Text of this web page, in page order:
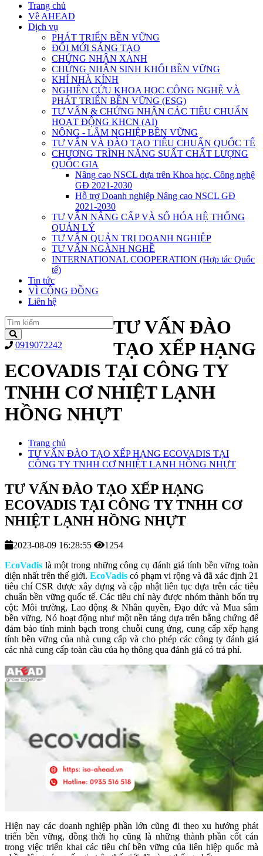
Trang chủ
Về AHEAD
Dịch vụ
PHÁT TRIỂN BỀN VỮNG
ĐỔI MỚI SÁNG TẠO
CHỨNG NHẬN XANH
CHỨNG NHẬN SINH KHỐI BỀN VỮNG
KHÍ NHÀ KÍNH
NGHIÊN CỨU KHOA HỌC CÔNG NGHỆ VÀ
PHÁT TRIỂN BỀN VỮNG (ESG)
TƯ VẤN & CHỨNG NHẬN CÁC TIÊU CHUẨN
HOẠT ĐỘNG KHCN (AI)
NÔNG - LÂM NGHIỆP BỀN VỮNG
TƯ VẤN VÀ ĐÀO TẠO TIÊU CHUẨN QUỐC TẾ
CHƯƠNG TRÌNH NĂNG SUẤT CHẤT LƯỢNG
QUỐC GIA
Nâng cao NSCL dựa trên Khoa học, Công nghệ
GĐ 2021-2030
Hỗ trợ Doanh nghiệp Nâng cao NSCL GĐ
2021-2030
TƯ VẤN NÂNG CẤP VÀ SỐ HÓA HỆ THỐNG
QUẢN LÝ
TƯ VẤN QUẢN TRỊ DOANH NGHIỆP
TƯ VẤN NGÀNH NGHỀ
INTERNATIONAL COOPERATION (Hợp tác Quốc
tế)
Tin tức
VÌ CỘNG ĐỒNG
Liên hệ
0919072242
TƯ VẤN ĐÀO
TẠO XẾP HẠNG
ECOVADIS TẠI CÔNG TY
TNHH CƠ NHIỆT LẠNH
HỒNG NHỰT
Trang chủ
TƯ VẤN ĐÀO TẠO XẾP HẠNG ECOVADIS TẠI
CÔNG TY TNHH CƠ NHIỆT LẠNH HỒNG NHỰT
TƯ VẤN ĐÀO TẠO XẾP HẠNG
ECOVADIS TẠI CÔNG TY TNHH CƠ
NHIỆT LẠNH HỒNG NHỰT
2023-08-09 16:28:55
1254
EcoVadis là một trong những công cụ đánh giá tính bền vững toàn
diện nhất trên thế giới. EcoVadis có phạm vi rộng và đã xác định 21
tiêu chí CSR được xây dựng và cập nhật liên tục dựa trên các tiêu
chuẩn bền vững quốc tế. Các tiêu chí này được nhóm thành bốn trụ
cột: Môi trường, Lao động & Nhân quyền, Đạo đức và Mua sắm
bền vững. Nó hoạt động như một nền tảng dựa trên bằng chứng để
đảm bảo tính minh bạch trong chuỗi cung ứng, cung cấp xếp hạng
tính bền vững của nhà cung cấp và cho phép các công ty đánh giá
các nhà cung cấp toàn cầu của họ thông qua đánh giá có trả phí.
Hiện nay các doanh nghiệp phần lớn cũng đi theo xu hướng phát
triển bền vững, đồng thời họ cũng là những thành phần cốt cán
trong việc triển khai các tiêu chí bền vững của liên hiệp quốc mà